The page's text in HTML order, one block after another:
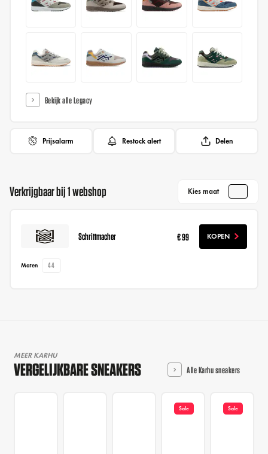
Bekijk alle Legacy
Prijsalarm Restock alert Delen
Verkrijgbaar bij 1 webshop Kies maat
Schrittmacher € 99 KOPEN
Maten 44
MEER KARHU
VERGELIJKBARE SNEAKERS Alle Karhu sneakers
Sale Sale